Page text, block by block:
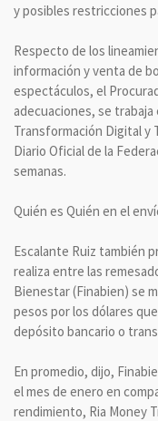
y posibles restricciones
Respecto de los
información y venta de
espectáculos, el
adecuaciones, se
Transformación Digital y
Diario Oficial de la
semanas.
Quién es Quién en el
Escalante Ruiz también
realiza entre las
Bienestar (Finabien) se
pesos por los dólares
depósito bancario o
En promedio, dijo,
el mes de enero en
rendimiento, Ria Money